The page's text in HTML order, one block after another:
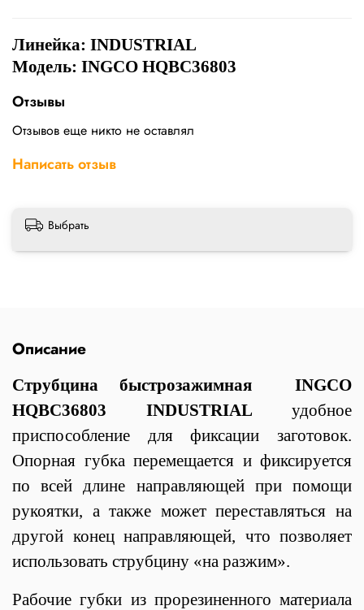
Линейка: INDUSTRIAL
Модель: INGCO HQBC36803
Отзывы
Отзывов еще никто не оставлял
Написать отзыв
Выбрать
Описание
Струбцина быстрозажимная INGCO
HQBC36803 INDUSTRIAL удобное
приспособление для фиксации заготовок.
Опорная губка перемещается и фиксируется
по всей длине направляющей при помощи
рукоятки, а также может переставляться на
другой конец направляющей, что позволяет
использовать струбцину «на разжим».
Рабочие губки из прорезиненного материала